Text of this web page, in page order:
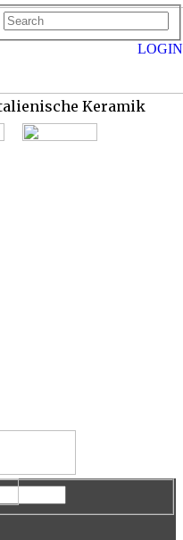
Keramik
LOGIN